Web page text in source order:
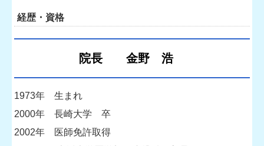
経歴・資格
院長 金野 浩
1973年 生まれ
2000年 長崎大学 卒
2002年 医師免許取得